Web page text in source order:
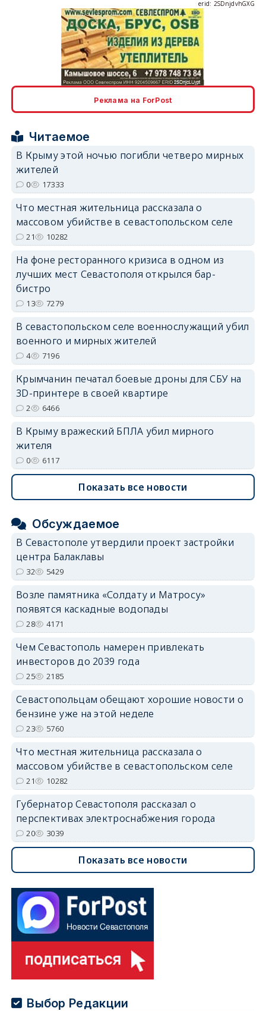
erid: 2SDnjcLUypt
erid: 2SDnjdPjgYS
Реклама на ForPost
Читаемое
В Крыму этой ночью погибли четверо мирных
жителей
0 17333
Что местная жительница рассказала о
массовом убийстве в севастопольском селе
21 10282
На фоне ресторанного кризиса в одном из
лучших мест Севастополя открылся бар-
бистро
13 7279
В севастопольском селе военнослужащий убил
военного и мирных жителей
4 7196
Крымчанин печатал боевые дроны для СБУ на
3D-принтере в своей квартире
2 6466
В Крыму вражеский БПЛА убил мирного
жителя
0 6117
Показать все новости
Обсуждаемое
В Севастополе утвердили проект застройки
центра Балаклавы
32 5429
Возле памятника «Солдату и Матросу»
появятся каскадные водопады
28 4171
Чем Севастополь намерен привлекать
инвесторов до 2039 года
25 2185
Севастопольцам обещают хорошие новости о
бензине уже на этой неделе
23 5760
Что местная жительница рассказала о
массовом убийстве в севастопольском селе
21 10282
Губернатор Севастополя рассказал о
перспективах электроснабжения города
20 3039
Показать все новости
Выбор Редакции